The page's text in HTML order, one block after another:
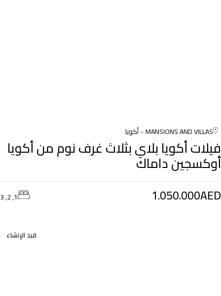
MANSIONS AND VILLAS أكويا
فيلات أكويا بلاي بثلاث غرف نوم من أكويا
أوكسجين داماك
1.050.000AED
1, 2, 3
قيد الإنشاء